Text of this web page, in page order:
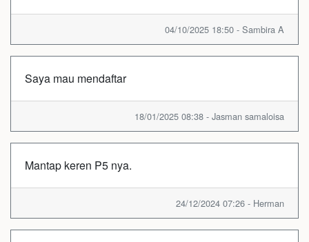
04/10/2025 18:50 - Sambira A
Saya mau mendaftar
18/01/2025 08:38 - Jasman samaloisa
Mantap keren P5 nya.
24/12/2024 07:26 - Herman